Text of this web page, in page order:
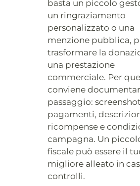
basta un piccolo
un ringraziamento
personalizzato o una
menzione pubblica,
trasformare la
una prestazione
commerciale. Per
conviene
passaggio:
pagamenti,
ricompense e
campagna. Un
fiscale può essere il
migliore alleato in
controlli.